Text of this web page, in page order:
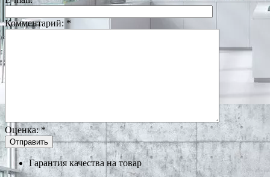
Комментарий: *
Оценка:*
Гарантия качества на товар